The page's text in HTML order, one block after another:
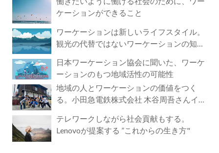
ケーションができること
ワーケーションは新しいライフスタイル。
観光の代替ではないワーケーションの知ら
日本ワーケーション協会に聞いた、ワーケ
ーションのもつ地域活性の可能性
地域の人とワーケーションの価値をつく
る。小田急電鉄株式会社 木谷周吾さんイン
テレワークしながら社会貢献もする。
Lenovoが提案する ”これからの生き方"